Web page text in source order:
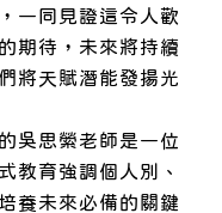
一同見證這令人歡
期待，未來將持續
將天賦潛能發揚光
吳思縈老師是一位
教育強調個人別、
養未來必備的關鍵